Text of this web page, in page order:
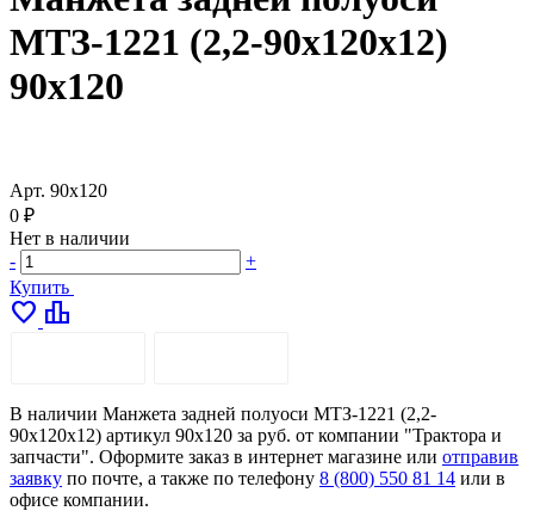
МТЗ-1221 (2,2-90х120х12)
90х120
Арт. 90х120
0 ₽
Нет в наличии
-
+
Купить
favorite leaderboard
В наличии Манжета задней полуоси МТЗ-1221 (2,2-
90х120х12) артикул 90х120 за руб. от компании "Трактора и
запчасти". Оформите заказ в интернет магазине или отправив
заявку по почте, а также по телефону 8 (800) 550 81 14 или в
офисе компании.